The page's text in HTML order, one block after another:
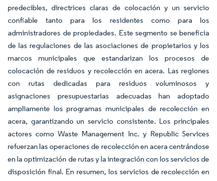
predecibles, directrices claras de colocación y un servicio
confiable tanto para los residentes como para los
administradores de propiedades. Este segmento se beneficia
de las regulaciones de las asociaciones de propietarios y los
marcos municipales que estandarizan los procesos de
colocación de residuos y recolección en acera. Las regiones
con rutas dedicadas para residuos voluminosos y
asignaciones presupuestarias adecuadas han adoptado
ampliamente los programas municipales de recolección en
acera, garantizando un servicio consistente. Los principales
actores como Waste Management Inc. y Republic Services
refuerzan las operaciones de recolección en acera centrándose
en la optimización de rutas y la integración con los servicios de
disposición final. En resumen, los servicios de recolección en